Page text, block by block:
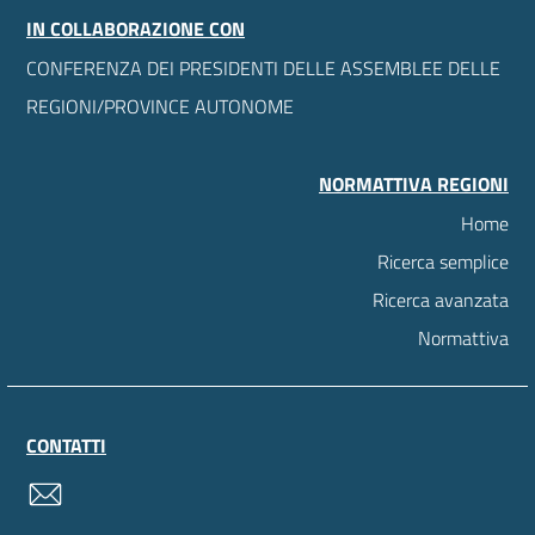
IN COLLABORAZIONE CON
CONFERENZA DEI PRESIDENTI DELLE ASSEMBLEE DELLE
REGIONI/PROVINCE AUTONOME
NORMATTIVA REGIONI
Home
Ricerca semplice
Ricerca avanzata
Normattiva
CONTATTI